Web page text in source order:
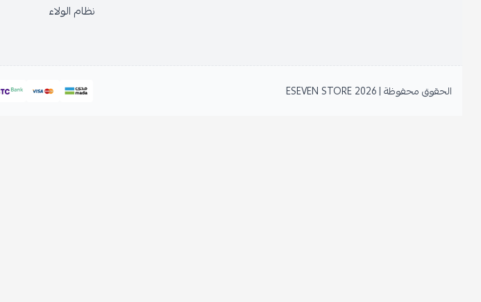
نظام الولاء
الحقوق محفوظة | 2026 ESEVEN STORE